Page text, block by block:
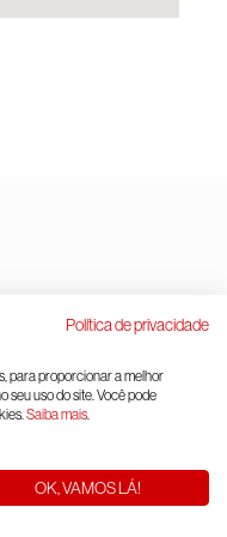
e condições de uso
de cookies
Subir
Política de privacidade
para proporcionar a melhor
seu uso do site. Você pode
Saiba mais.
OK, VAMOS LÁ!